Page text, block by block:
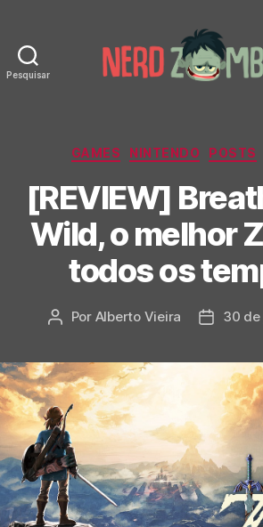
Pesquisar
GAMES NINTENDO POSTS
[REVIEW]
Wild, o melhor
todos os
Autor
Por Alberto Vieira
Data30 de